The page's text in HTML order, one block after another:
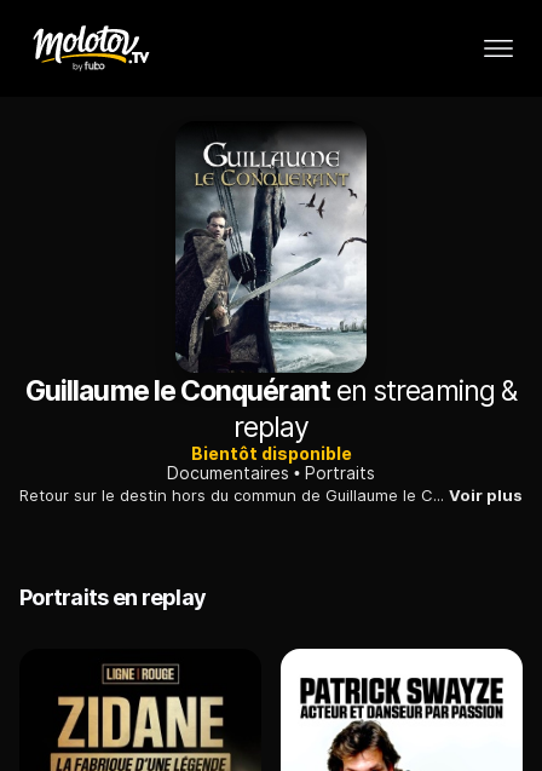
Guillaume le Conquéranten streaming &
replay
Bientôt disponible
Documentaires
Portraits
Retour sur le destin hors du commun de Guillaume le Conquérant, ce guerrier normand dont le triomphe à la bataille de Hastings changea la face de l'Europe médiévale et le cours de l'histoire anglaise. Voir plus
Portraits en replay